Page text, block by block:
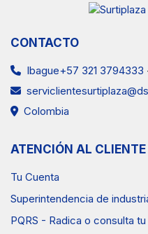
CONTACTO
Ibague+57 321 3794333
Colombia
ATENCIÓN AL CLIENTE
Tu Cuenta
Superintendencia de
PQRS - Radica o consulta